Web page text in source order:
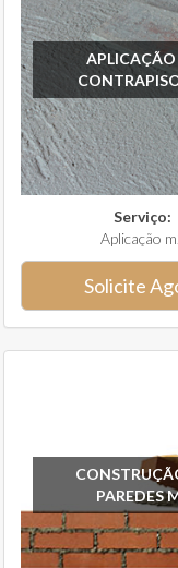
APLICAÇÃO
Serviço:
Aplicação
Solicite
PAREDES